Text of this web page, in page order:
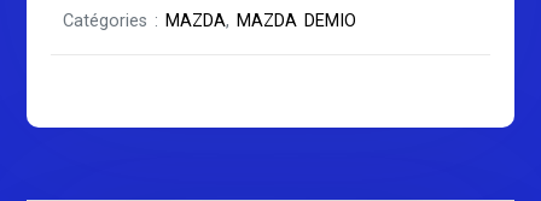
Catégories : MAZDA, MAZDA DEMIO